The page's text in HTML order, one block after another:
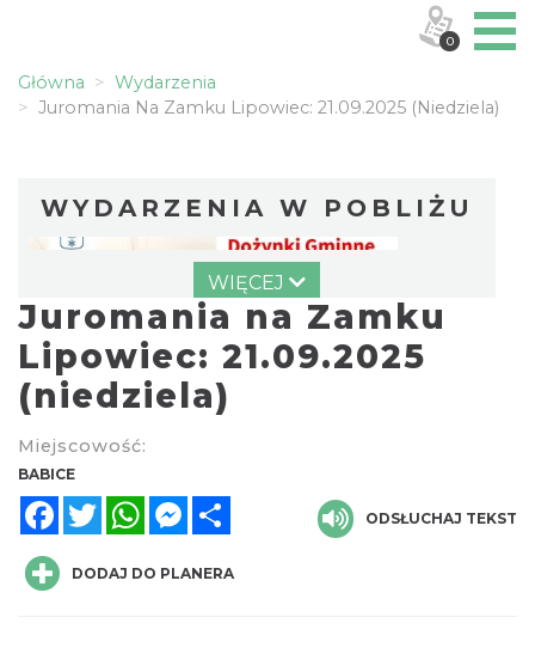
Główna
Wydarzenia
Juromania Na Zamku Lipowiec: 21.09.2025 (niedziela)
WYDARZENIA W POBLIŻU
Lgota
14.18 km
WIĘCEJ
Juromania na Zamku
Lipowiec: 21.09.2025
(niedziela)
Miejscowość:
BABICE
FacebookTwitterWhatsAppMessenger
ODSŁUCHAJ TEKST
DODAJ DO PLANERA
0